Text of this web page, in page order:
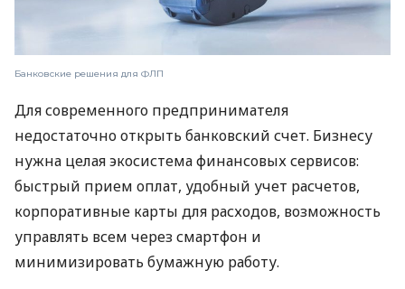
Банковские решения для ФЛП
Для современного предпринимателя
недостаточно открыть банковский счет. Бизнесу
нужна целая экосистема финансовых сервисов:
быстрый прием оплат, удобный учет расчетов,
корпоративные карты для расходов, возможность
управлять всем через смартфон и
минимизировать бумажную работу.